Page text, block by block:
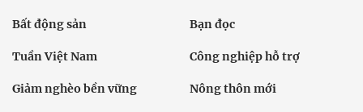
Bất động sản Bạn đọc
Tuần Việt Nam Công nghiệp hỗ trợ
Giảm nghèo bền vững Nông thôn mới